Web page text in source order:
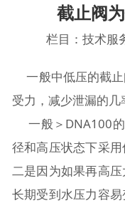
截止阀
栏目：技术服
一般中低压的截止
受力，减少泄漏
一般＞DNA100的
径和高压状态下采
二是因为如果再高
长期受到水压力容